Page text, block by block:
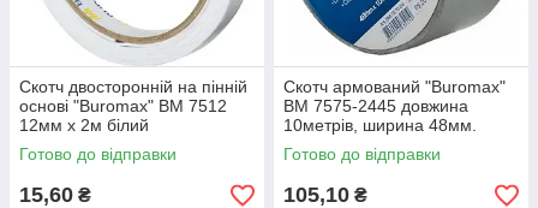
Скотч двосторонній на пінній
основі "Buromax" BM 7512
12мм х 2м білий
Готово до відправки
15,60 ₴
Скотч армований "Buromax"
BM 7575-2445 довжина
10метрів, ширина 48мм.
Готово до відправки
105,10 ₴